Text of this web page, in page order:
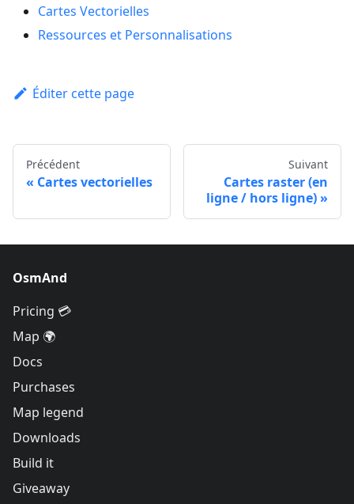
Cartes Vectorielles
Ressources et Personnalisations
Éditer cette page
Précédent
Cartes vectorielles
Suivant
Cartes raster (en
ligne / hors ligne)
OsmAnd
Pricing 💳
Map 🌍
Docs
Purchases
Map legend
Downloads
Build it
Giveaway